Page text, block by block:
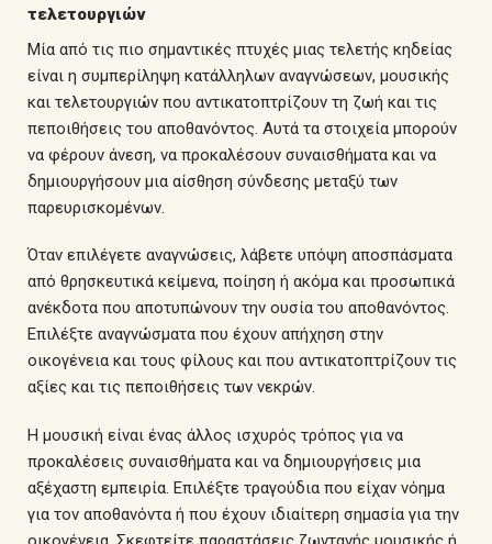
τελετουργιών
Μία από τις πιο σημαντικές πτυχές μιας τελετής κηδείας
είναι η συμπερίληψη κατάλληλων αναγνώσεων, μουσικής
και τελετουργιών που αντικατοπτρίζουν τη ζωή και τις
πεποιθήσεις του αποθανόντος. Αυτά τα στοιχεία μπορούν
να φέρουν άνεση, να προκαλέσουν συναισθήματα και να
δημιουργήσουν μια αίσθηση σύνδεσης μεταξύ των
παρευρισκομένων.
Όταν επιλέγετε αναγνώσεις, λάβετε υπόψη αποσπάσματα
από θρησκευτικά κείμενα, ποίηση ή ακόμα και προσωπικά
ανέκδοτα που αποτυπώνουν την ουσία του αποθανόντος.
Επιλέξτε αναγνώσματα που έχουν απήχηση στην
οικογένεια και τους φίλους και που αντικατοπτρίζουν τις
αξίες και τις πεποιθήσεις των νεκρών.
Η μουσική είναι ένας άλλος ισχυρός τρόπος για να
προκαλέσεις συναισθήματα και να δημιουργήσεις μια
αξέχαστη εμπειρία. Επιλέξτε τραγούδια που είχαν νόημα
για τον αποθανόντα ή που έχουν ιδιαίτερη σημασία για την